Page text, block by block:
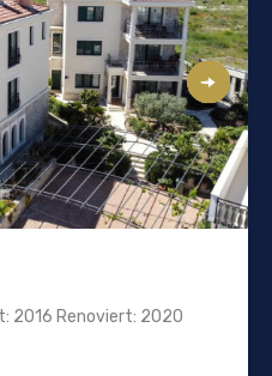
2016 Renoviert: 2020